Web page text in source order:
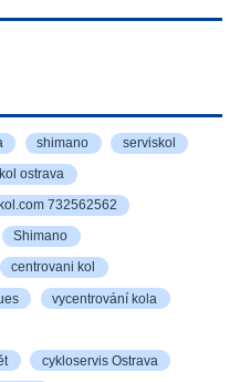
shimano serviskol
ostrava
732562562
Shimano
centrovani kol
vycentrování kola
cykloservis Ostrava